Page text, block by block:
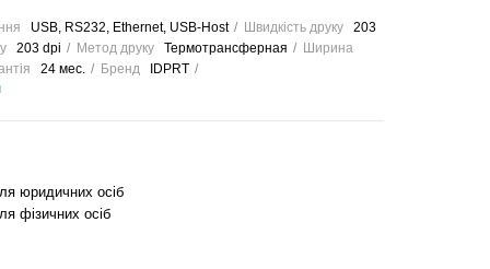
USB, RS232, Ethernet, USB-Host Швидкість друку
203
203 dpi Метод друку Термотрансферная
Ширина
24 мес. Бренд IDPRT
юридичних осіб
фізичних осіб